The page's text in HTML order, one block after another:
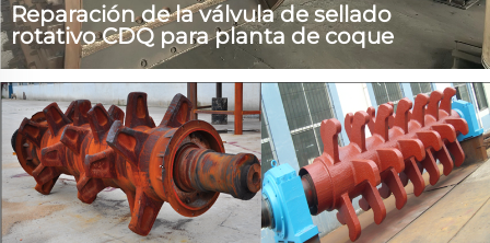
Reparación de la válvula de sellado
rotativo CDQ para planta de coque
La válvula de sellado rotativo CDQ es el equipo clave en
el proyecto CDQ de la planta de coque. Su función es
descargar continuamente el coque cuantitativamente
emitido por el alimentador vibratorio en un estado
cerrado. No solo puede descargar de manera continua y
cuantitativa...